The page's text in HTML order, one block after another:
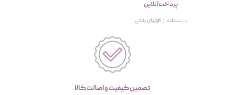
پرداخت آنلاین
با استفاده از کارتهای بانکی
تصمین کیفیت و اصالت کالا